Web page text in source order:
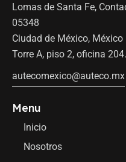
Lomas de Santa Fe,
05348
Ciudad de México, México
Torre A, piso 2, oficina 204.
autecomexico@auteco.mx
Menu
Inicio
Nosotros